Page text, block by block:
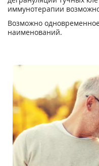
иммунотерапии
Возможно
наименований.